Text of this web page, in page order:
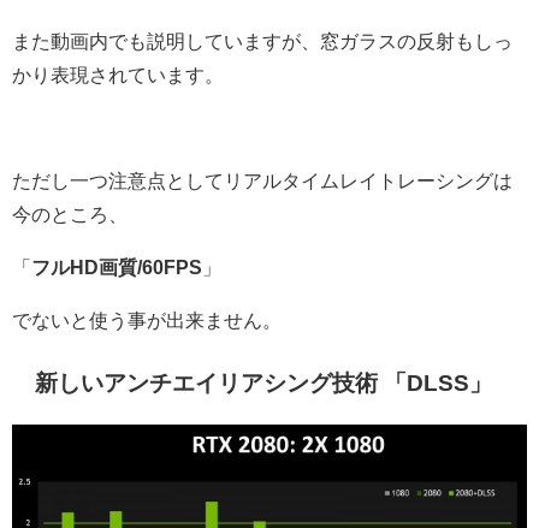
また動画内でも説明していますが、窓ガラスの反射もしっ
かり表現されています。
ただし一つ注意点としてリアルタイムレイトレーシングは
今のところ、
「 フルHD画質/60FPS 」
でないと使う事が出来ません。
新しいアンチエイリアシング技術「DLSS」